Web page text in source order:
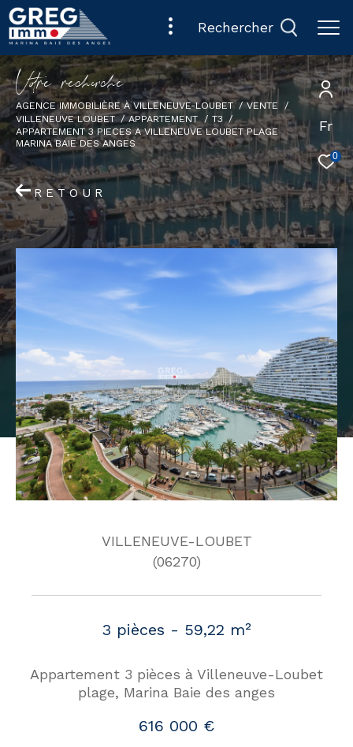
Fr
0
rechercher
Vore recece
AGENCE IMMOBILIÈRE À VILLENEUVE-LOUBET
VENTE
VILLENEUVE LOUBET
APPARTEMENT
T3
APPARTEMENT 3 PIECES A VILLENEUVE LOUBET PLAGE
MARINA BAIE DES ANGES
RETOUR
VILLENEUVE-LOUBET
(06270)
3 pièces - 59,22 m²
Appartement 3 pièces à Villeneuve-Loubet
plage, Marina Baie des anges
616 000 €